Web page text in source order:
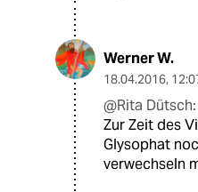
Werner W.
18.04.2016,
@Rita Dütsch:
Zur Zeit des
Glysophat
verwechseln